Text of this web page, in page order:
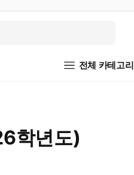
전체 카테고리
학년도)